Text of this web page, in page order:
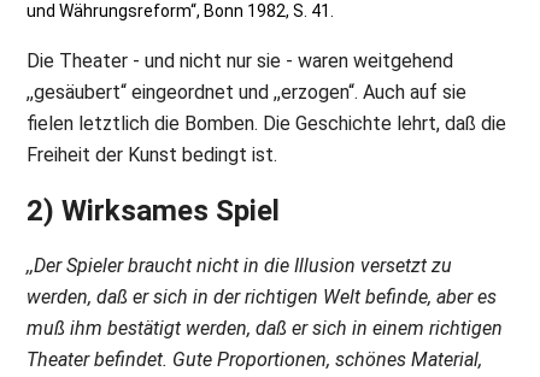
und Währungsreform“, Bonn 1982, S. 41.
Die Theater - und nicht nur sie - waren weitgehend
,,gesäubert“ eingeordnet und ,,erzogen“. Auch auf sie
fielen letztlich die Bomben. Die Geschichte lehrt, daß die
Freiheit der Kunst bedingt ist.
2) Wirksames Spiel
,,Der Spieler braucht nicht in die Illusion versetzt zu
werden, daß er sich in der richtigen Welt befinde, aber es
muß ihm bestätigt werden, daß er sich in einem richtigen
Theater befindet. Gute Proportionen, schönes Material,